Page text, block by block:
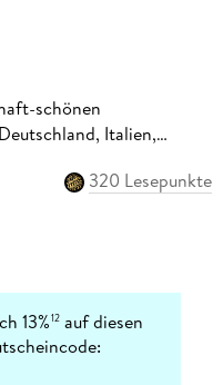
schönen
Italien,
Fotokalender
320 Lesepunkte
13%12 auf diesen